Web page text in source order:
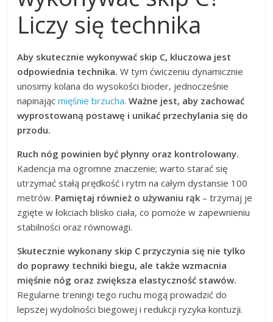
Liczy się technika
Aby skutecznie wykonywać skip C, kluczowa jest
odpowiednia technika. W tym ćwiczeniu dynamicznie
unosimy kolana do wysokości bioder, jednocześnie
napinającmięśnie brzucha.Ważne jest, aby zachować
wyprostowaną postawę i unikać przechylania się do
przodu.
Ruch nóg powinien być płynny oraz kontrolowany.
Kadencja ma ogromne znaczenie; warto starać się
utrzymać stałą prędkość i rytm na całym dystansie 100
metrów. Pamiętaj również o używaniu rąk – trzymaj je
zgięte w łokciach blisko ciała, co pomoże w zapewnieniu
stabilności oraz równowagi.
Skutecznie wykonany skip C przyczynia się nie tylko
do poprawy techniki biegu, ale także wzmacnia
mięśnie nóg oraz zwiększa elastyczność stawów.
Regularne treningi tego ruchu mogą prowadzić do
lepszej wydolności biegowej i redukcji ryzyka kontuzji.